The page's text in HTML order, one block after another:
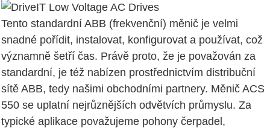
DriveIT Low Voltage AC Drives
Tento standardní ABB (frekvenční) měnič je velmi
snadné pořídit, instalovat, konfigurovat a používat, což
významně šetří čas. Právě proto, že je považován za
standardní, je též nabízen prostřednictvím distribuční
sítě ABB, tedy našimi obchodními partnery. Měnič ACS
550 se uplatní nejrůznějších odvětvích průmyslu. Za
typické aplikace považujeme pohony čerpadel,